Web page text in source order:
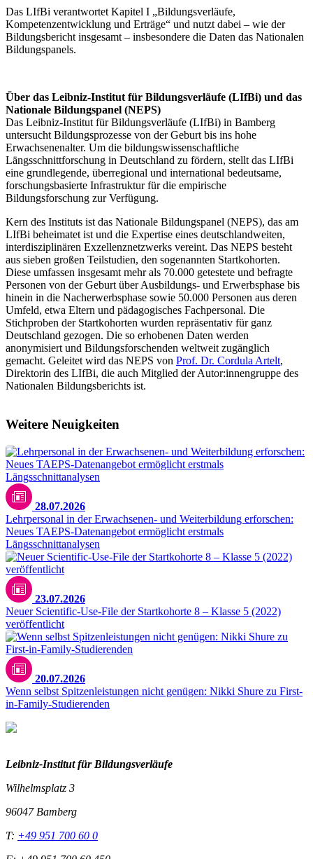
Das LIfBi verantwortet Kapitel I „Bildungsverläufe,
Kompetenzentwicklung und Erträge“ und nutzt dabei – wie der
Bildungsbericht insgesamt – insbesondere die Daten das Nationalen
Bildungspanels.
Über das Leibniz-Institut für Bildungsverläufe (LIfBi) und das
Nationale Bildungspanel (NEPS)
Das Leibniz-Institut für Bildungsverläufe (LIfBi) in Bamberg
untersucht Bildungsprozesse von der Geburt bis ins hohe
Erwachsenenalter. Um die bildungswissenschaftliche
Längsschnittforschung in Deutschland zu fördern, stellt das LIfBi
eine grundlegende, überregional und international bedeutsame,
forschungsbasierte Infrastruktur für die empirische
Bildungsforschung zur Verfügung.
Kern des Instituts ist das Nationale Bildungspanel (NEPS), das am
LIfBi beheimatet ist und die Expertise eines deutschlandweiten,
interdisziplinären Exzellenznetzwerks vereint. Das NEPS besteht
aus sieben großen Teilstudien, den sogenannten Startkohorten.
Diese umfassen insgesamt mehr als 70.000 getestete und befragte
Personen von der Geburt über Ausbildungs- und Erwerbsphase bis
hinein in die Nacherwerbsphase sowie 50.000 Personen aus deren
Umfeld, etwa Eltern und pädagogisches Fachpersonal. Die
Stichproben der Startkohorten wurden repräsentativ für ganz
Deutschland gezogen. Die so erhobenen Daten werden
anonymisiert und Bildungsforschenden weltweit zugänglich
gemacht. Geleitet wird das NEPS von Prof. Dr. Cordula Artelt,
Direktorin des LIfBi, die auch Mitglied der Autor:innengruppe des
Nationalen Bildungsberichts ist.
Weitere Neuigkeiten
28.07.2026
Lehrpersonal in der Erwachsenen- und Weiterbildung erforschen:
Neues TAEPS-Datenangebot ermöglicht erstmals
Längsschnittanalysen
23.07.2026
Neuer Scientific-Use-File der Startkohorte 8 – Klasse 5 (2022)
veröffentlicht
20.07.2026
Wenn selbst Spitzenleistungen nicht genügen: Nikki Shure zu First-
in-Family-Studierenden
Leibniz-Institut für Bildungsverläufe
Wilhelmsplatz 3
96047 Bamberg
T: +49 951 700 60 0